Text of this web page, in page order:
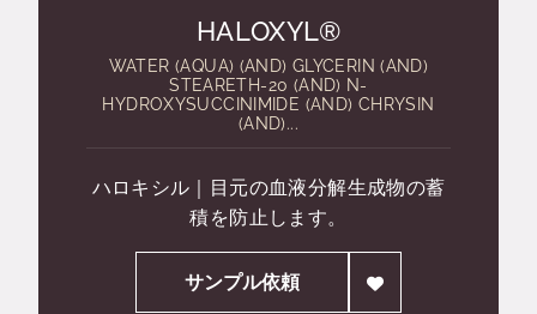
HALOXYL®
WATER (AQUA) (AND) GLYCERIN (AND)
STEARETH-20 (AND) N-
HYDROXYSUCCINIMIDE (AND) CHRYSIN
(AND)...
ハロキシル｜目元の血液分解生成物の蓄
積を防止します。
サンプル依頼